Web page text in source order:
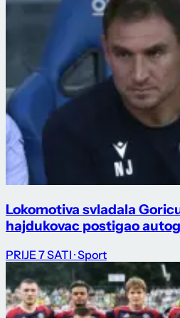
Lokomotiva svladala
hajdukovac postigao
PRIJE 7 SATI · Sport